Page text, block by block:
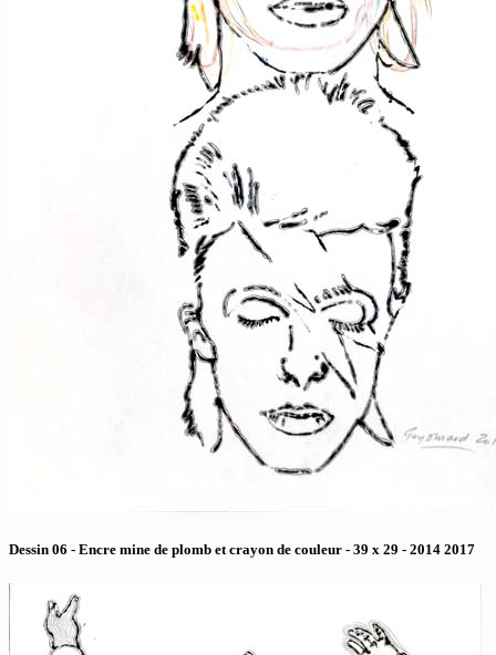
Dessin 06 - Encre mine de plomb et crayon de couleur - 39 x 29 - 2014 2017